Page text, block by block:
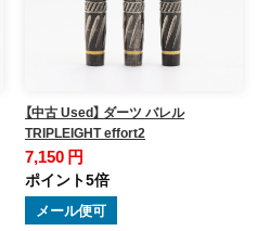
【中古 Used】 ダーツ バレル
TRIPLEIGHT effort2
7,150 円
ポイント5倍
メール便可